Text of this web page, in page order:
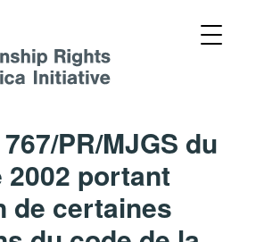
PR/MJGS du
2002 portant
de certaines